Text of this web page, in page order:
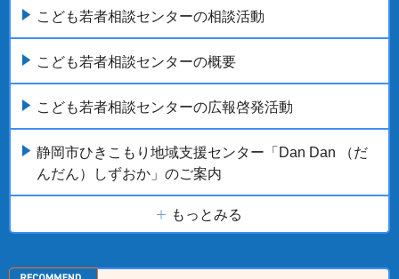
こども若者相談センターの相談活動
こども若者相談センターの概要
こども若者相談センターの広報啓発活動
静岡市ひきこもり地域支援センター「Dan Dan （だ
んだん）しずおか」のご案内
もっとみる